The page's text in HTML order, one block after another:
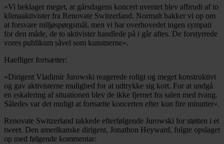
»Vi beklager meget, at gårsdagens koncert uventet blev afbrudt af to
klimaaktivister fra Renovate Switzerland. Normalt bakker vi op om
at forsvare miljøspørgsmål, men vi har overhovedet ingen sympati
for den måde, de to aktivister handlede på i går aftes. De forstyrrede
vores publikum såvel som kunstnerne«.
Haefliger fortsætter:
»Dirigent Vladimir Jurowski reagerede roligt og meget konstruktivt
og gav aktivisterne mulighed for at udtrykke sig kort. For at undgå
en eskalering af situationen blev de ikke fjernet fra salen med tvang.
Således var det muligt at fortsætte koncerten efter kun fire minutter«.
Renovate Switzerland takkede efterfølgende Jurowski for støtten i et
tweet. Den amerikanske dirigent, Jonathon Heyward, fulgte opslaget
op med følgende kommentar: